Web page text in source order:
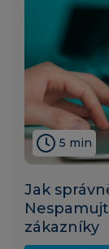
5 min
Jak
zákazníky